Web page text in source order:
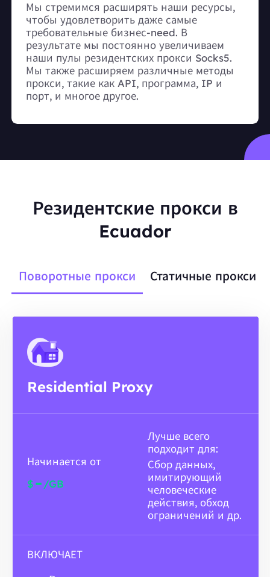
Мы стремимся расширять наши ресурсы,
чтобы удовлетворить даже самые
требовательные бизнес-need. В
результате мы постоянно увеличиваем
наши пулы резидентских прокси Socks5.
Мы также расширяем различные методы
прокси, такие как API, программа, IP и
порт, и многое другое.
Резидентские прокси в
Ecuador
Поворотные прокси Статичные прокси
Residential Proxy
Начинается от
$- /GB
Лучше всего
подходит для:
Сбор данных,
имитирующий
человеческие
действия, обход
ограничений и др.
ВКЛЮЧАЕТ